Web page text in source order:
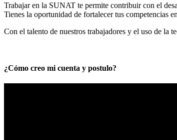
Trabajar en la SUNAT te permite contribuir con el
Tienes la oportunidad de fortalecer tus competencias
Con el talento de nuestros trabajadores y el uso de la
¿Cómo creo mi cuenta y postulo?